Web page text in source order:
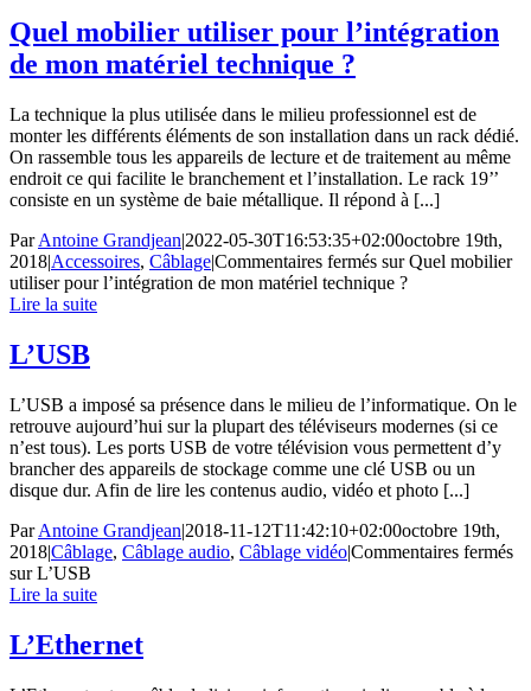
Quel mobilier utiliser pour l’intégration
de mon matériel technique ?
La technique la plus utilisée dans le milieu professionnel est de
monter les différents éléments de son installation dans un rack dédié.
On rassemble tous les appareils de lecture et de traitement au même
endroit ce qui facilite le branchement et l’installation. Le rack 19’’
consiste en un système de baie métallique. Il répond à [...]
ParAntoine Grandjean|2022-05-30T16:53:35+02:00octobre 19th,
2018|Accessoires, Câblage|Commentaires fermés sur Quel mobilier
utiliser pour l’intégration de mon matériel technique ?
Lire la suite
L’USB
L’USB a imposé sa présence dans le milieu de l’informatique. On le
retrouve aujourd’hui sur la plupart des téléviseurs modernes (si ce
n’est tous). Les ports USB de votre télévision vous permettent d’y
brancher des appareils de stockage comme une clé USB ou un
disque dur. Afin de lire les contenus audio, vidéo et photo [...]
ParAntoine Grandjean|2018-11-12T11:42:10+02:00octobre 19th,
2018|Câblage, Câblage audio, Câblage vidéo|Commentaires fermés
sur L’USB
Lire la suite
L’Ethernet